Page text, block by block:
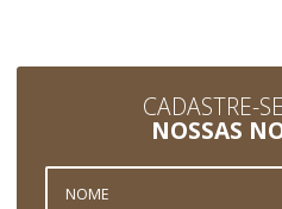
CADASTRE-
NOSSAS